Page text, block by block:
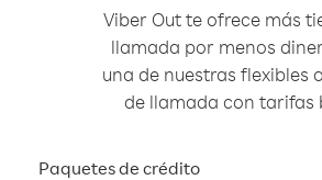
Viber Out te ofrece más
llamada por menos
una de nuestras flexibles
de llamada con tarifas
Paquetes de crédito